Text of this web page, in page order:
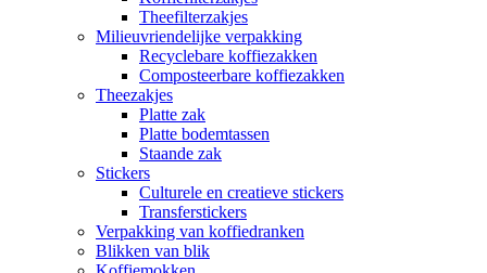
Theefilterzakjes
Milieuvriendelijke verpakking
Recyclebare koffiezakken
Composteerbare koffiezakken
Theezakjes
Platte zak
Platte bodemtassen
Staande zak
Stickers
Culturele en creatieve stickers
Transferstickers
Verpakking van koffiedranken
Blikken van blik